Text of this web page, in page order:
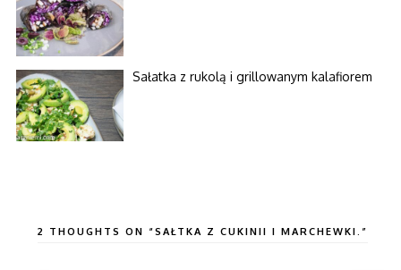
Sałatka z rukolą i grillowanym kalafiorem
2 THOUGHTS ON “SAŁTKA Z CUKINII I MARCHEWKI.”